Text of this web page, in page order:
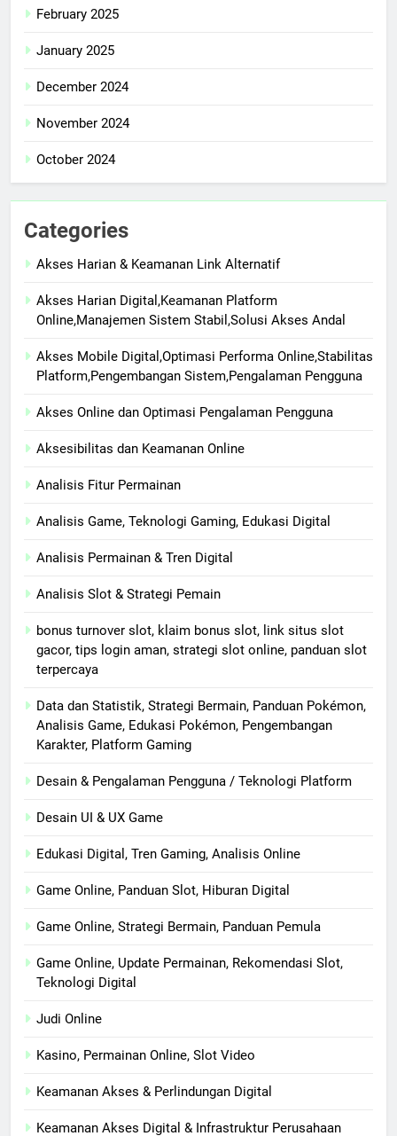
February 2025
January 2025
December 2024
November 2024
October 2024
Categories
Akses Harian & Keamanan Link Alternatif
Akses Harian Digital,Keamanan Platform
Online,Manajemen Sistem Stabil,Solusi Akses Andal
Akses Mobile Digital,Optimasi Performa Online,Stabilitas
Platform,Pengembangan Sistem,Pengalaman Pengguna
Akses Online dan Optimasi Pengalaman Pengguna
Aksesibilitas dan Keamanan Online
Analisis Fitur Permainan
Analisis Game, Teknologi Gaming, Edukasi Digital
Analisis Permainan & Tren Digital
Analisis Slot & Strategi Pemain
bonus turnover slot, klaim bonus slot, link situs slot
gacor, tips login aman, strategi slot online, panduan slot
terpercaya
Data dan Statistik, Strategi Bermain, Panduan Pokémon,
Analisis Game, Edukasi Pokémon, Pengembangan
Karakter, Platform Gaming
Desain & Pengalaman Pengguna / Teknologi Platform
Desain UI & UX Game
Edukasi Digital, Tren Gaming, Analisis Online
Game Online, Panduan Slot, Hiburan Digital
Game Online, Strategi Bermain, Panduan Pemula
Game Online, Update Permainan, Rekomendasi Slot,
Teknologi Digital
Judi Online
Kasino, Permainan Online, Slot Video
Keamanan Akses & Perlindungan Digital
Keamanan Akses Digital & Infrastruktur Perusahaan